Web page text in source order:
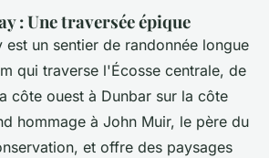
: Une traversée épique
est un sentier de randonnée longue
qui traverse l'Écosse centrale, de
côte ouest à Dunbar sur la côte
hommage à John Muir, le père du
et offre des paysages